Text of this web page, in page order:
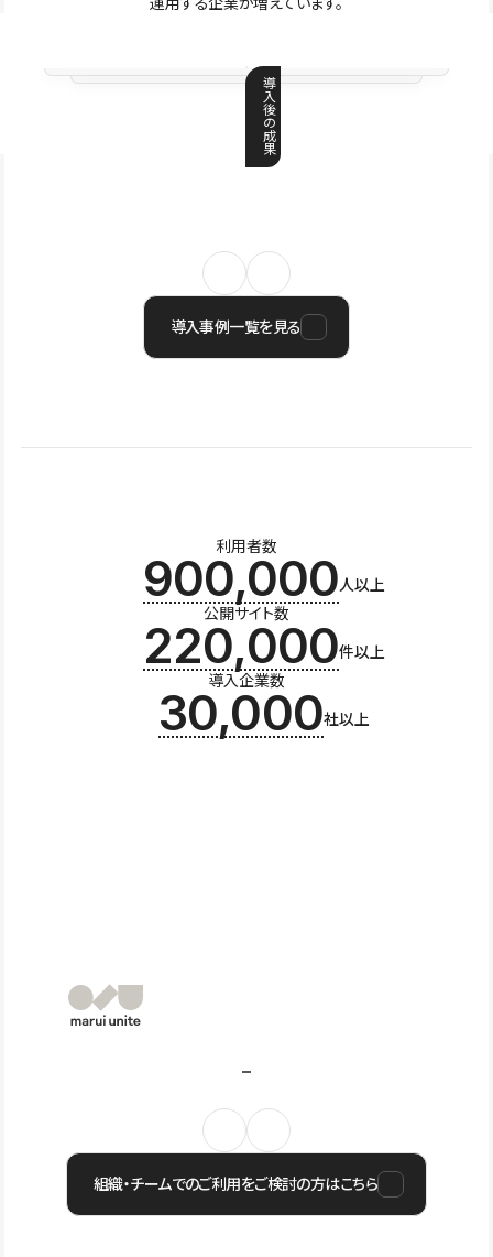
導
入
後
の
成
果
導入事例一覧を見る
利用者数
900,000人以上
公開サイト数
220,000件以上
導入企業数
30,000社以上
組織・チームでのご利用をご検討の方はこちら